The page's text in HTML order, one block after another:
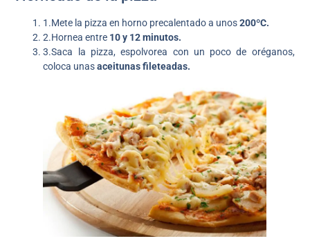
1.Mete la pizza en horno precalentado a unos200ºC.
2.Hornea entre 10 y 12 minutos.
3.Saca la pizza, espolvorea con un poco de oréganos,
coloca unasaceitunas fileteadas.